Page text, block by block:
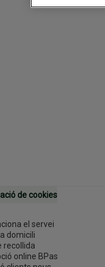
de cookies
el servei
domicili
recollida
online BPas